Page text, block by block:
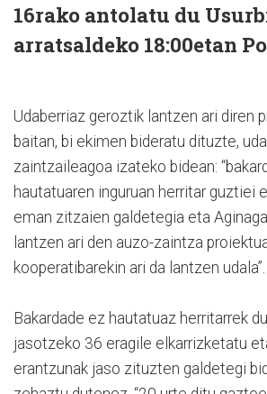
16rako antolatu du
arratsaldeko 18:00etan
Udaberriaz geroztik lantzen ari diren
baitan, bi ekimen bideratu dituzte,
zaintzaileagoa izateko bidean:
hautatuaren inguruan herritar guztiei
eman zitzaien galdetegia eta
lantzen ari den auzo-zaintza
kooperatibarekin ari da lantzen udala”.
Bakardade ez hautatuaz herritarrek
jasotzeko 36 eragile elkarrizketatu
erantzunak jaso zituzten galdetegi